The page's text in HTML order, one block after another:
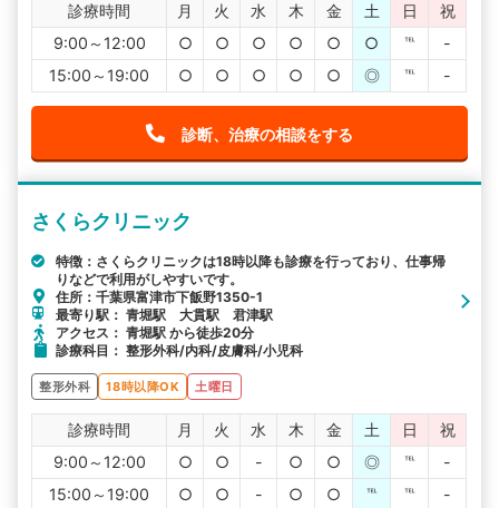
診療時間 月 火 水 木 金 土 日
祝
9:00～12:00
○ ○ ○ ○ ○ ○ ℡
-
15:00～19:00
○ ○ ○ ○ ○ ◎ ℡ -
診断、治療の相談をする
さくらクリニック
特徴：さくらクリニックは18時以降も診療を行っており、仕事帰
りなどで利用がしやすいです。
住所：千葉県富津市下飯野1350-1
最寄り駅： 青堀駅 大貫駅 君津駅
アクセス： 青堀駅 から徒歩20分
診療科目： 整形外科/内科/皮膚科/小児科
整形外科 18時以降OK 土曜日
診療時間 月 火 水 木 金 土 日
祝
9:00～12:00
○ ○ - ○ ○ ◎ ℡
-
15:00～19:00
○ ○ - ○ ○ ℡ ℡ -